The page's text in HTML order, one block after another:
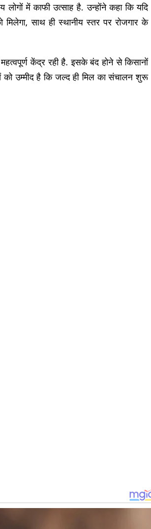
में काफी उत्साह है. उन्होंने कहा कि यदि
मिलेगा, साथ ही स्थानीय स्तर पर रोजगार के
महत्वपूर्ण केंद्र रही है. इसके बंद होने से किसानों
को उम्मीद है कि जल्द ही मिल का संचालन शुरू